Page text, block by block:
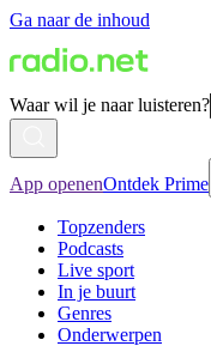
Ga naar de inhoud
Waar wil je naar luisteren?
App openenOntdek Prime
Topzenders
Podcasts
Live sport
In je buurt
Genres
Onderwerpen